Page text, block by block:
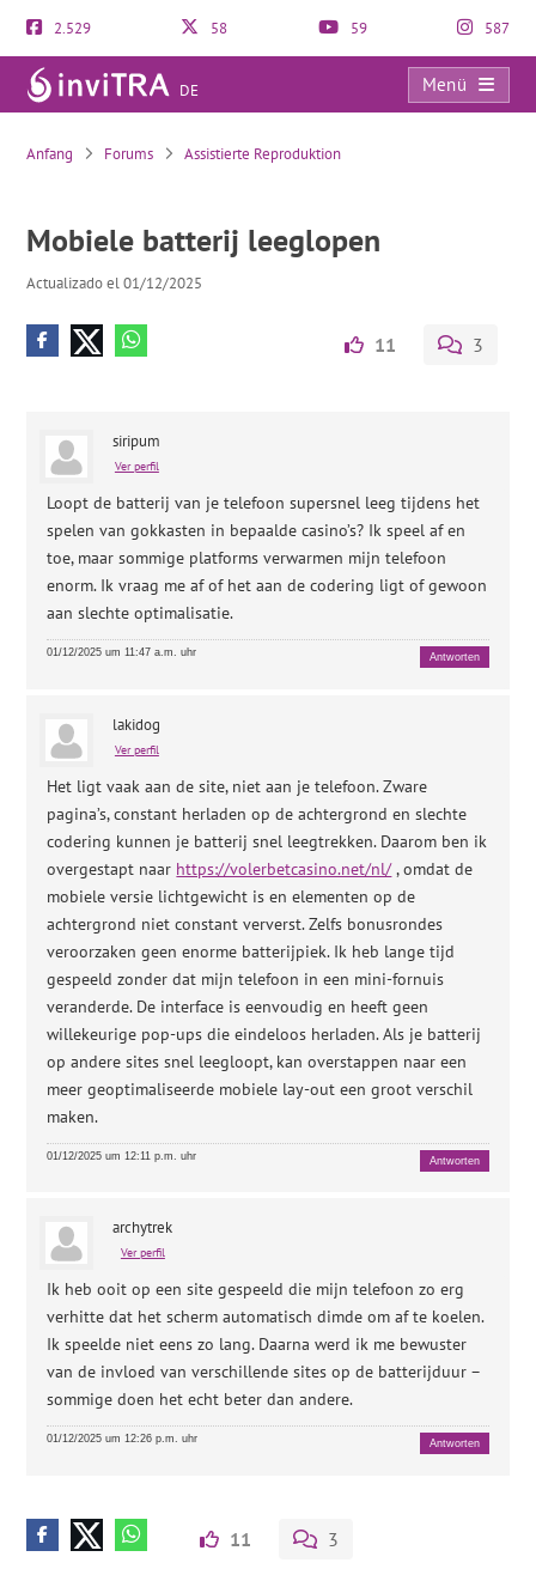
2.529 58 59 587
DE
Menü
Mobiele batterij leeglopen
Anfang Forums Assistierte Reproduktion
Mobiele batterij leeglopen
Actualizado el 01/12/2025
11 3
siripum
Ver perfil
Loopt de batterij van je telefoon supersnel leeg tijdens het
spelen van gokkasten in bepaalde casino’s? Ik speel af en
toe, maar sommige platforms verwarmen mijn telefoon
enorm. Ik vraag me af of het aan de codering ligt of gewoon
aan slechte optimalisatie.
01/12/2025 um 11:47 a.m. uhr Antworten
lakidog
Ver perfil
Het ligt vaak aan de site, niet aan je telefoon. Zware
pagina’s, constant herladen op de achtergrond en slechte
codering kunnen je batterij snel leegtrekken. Daarom ben ik
overgestapt naar https://volerbetcasino.net/nl/, omdat de
mobiele versie lichtgewicht is en elementen op de
achtergrond niet constant ververst. Zelfs bonusrondes
veroorzaken geen enorme batterijpiek. Ik heb lange tijd
gespeeld zonder dat mijn telefoon in een mini-fornuis
veranderde. De interface is eenvoudig en heeft geen
willekeurige pop-ups die eindeloos herladen. Als je batterij
op andere sites snel leegloopt, kan overstappen naar een
meer geoptimaliseerde mobiele lay-out een groot verschil
maken.
01/12/2025 um 12:11 p.m. uhr Antworten
archytrek
Ver perfil
Ik heb ooit op een site gespeeld die mijn telefoon zo erg
verhitte dat het scherm automatisch dimde om af te koelen.
Ik speelde niet eens zo lang. Daarna werd ik me bewuster
van de invloed van verschillende sites op de batterijduur –
sommige doen het echt beter dan andere.
01/12/2025 um 12:26 p.m. uhr Antworten
11 3